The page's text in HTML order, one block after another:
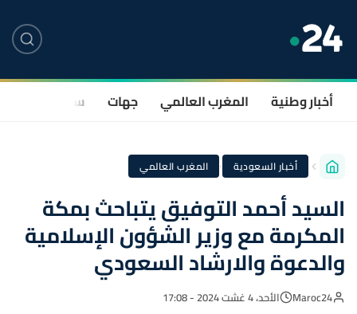
أخبار وطنية المغرب العالمي جهات سياسة
أخبار السعودية · المغرب العالمي
السيد أحمد التوفيق يتباحث بمكة
المكرمة مع وزير الشؤون الإسلامية
والدعوة والارشاد السعودي
Maroc24 الأحد، 4 غشت 2024 - 17:08